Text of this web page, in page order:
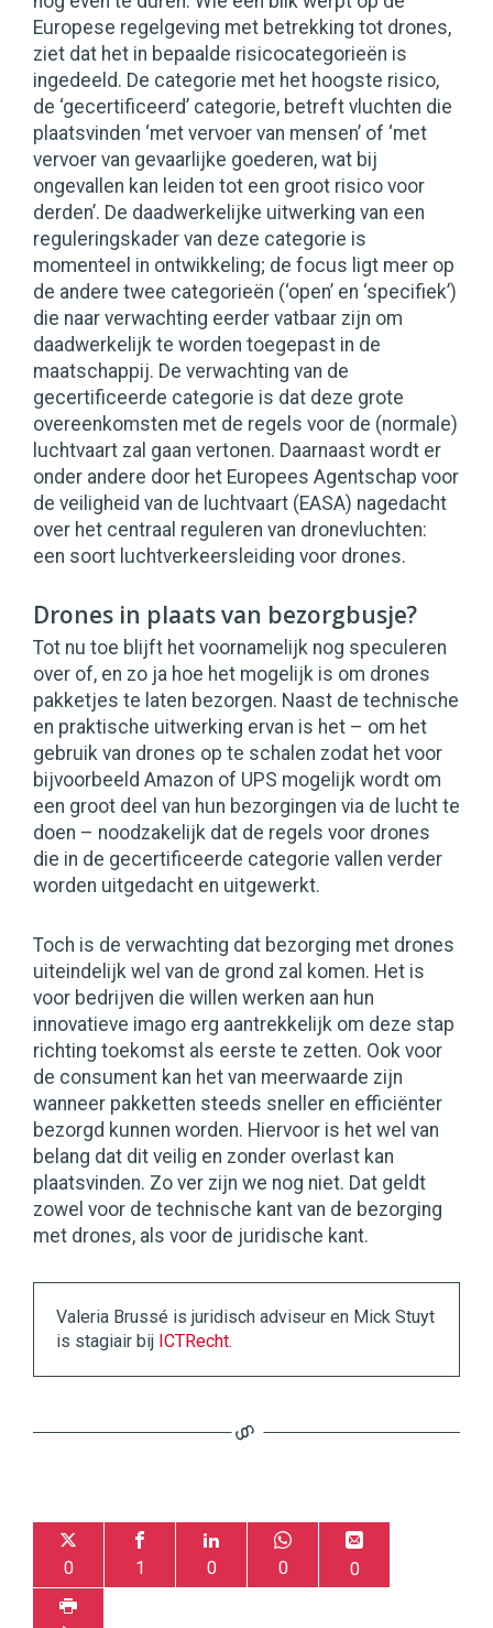
Europese regelgeving met betrekking tot drones,
ziet dat het in bepaalde risicocategorieën is
ingedeeld. De categorie met het hoogste risico,
de ‘gecertificeerd’ categorie, betreft vluchten die
plaatsvinden ‘met vervoer van mensen’ of ‘met
vervoer van gevaarlijke goederen, wat bij
ongevallen kan leiden tot een groot risico voor
derden’. De daadwerkelijke uitwerking van een
reguleringskader van deze categorie is
momenteel in ontwikkeling; de focus ligt meer op
de andere twee categorieën (‘open’ en ‘specifiek’)
die naar verwachting eerder vatbaar zijn om
daadwerkelijk te worden toegepast in de
maatschappij. De verwachting van de
gecertificeerde categorie is dat deze grote
overeenkomsten met de regels voor de (normale)
luchtvaart zal gaan vertonen. Daarnaast wordt er
onder andere door het Europees Agentschap voor
de veiligheid van de luchtvaart (EASA) nagedacht
over het centraal reguleren van dronevluchten:
een soort luchtverkeersleiding voor drones.
Drones in plaats van bezorgbusje?
Tot nu toe blijft het voornamelijk nog speculeren
over of, en zo ja hoe het mogelijk is om drones
pakketjes te laten bezorgen. Naast de technische
en praktische uitwerking ervan is het – om het
gebruik van drones op te schalen zodat het voor
bijvoorbeeld Amazon of UPS mogelijk wordt om
een groot deel van hun bezorgingen via de lucht te
doen – noodzakelijk dat de regels voor drones
die in de gecertificeerde categorie vallen verder
worden uitgedacht en uitgewerkt.
Toch is de verwachting dat bezorging met drones
uiteindelijk wel van de grond zal komen. Het is
voor bedrijven die willen werken aan hun
innovatieve imago erg aantrekkelijk om deze stap
richting toekomst als eerste te zetten. Ook voor
de consument kan het van meerwaarde zijn
wanneer pakketten steeds sneller en efficiënter
bezorgd kunnen worden. Hiervoor is het wel van
belang dat dit veilig en zonder overlast kan
plaatsvinden. Zo ver zijn we nog niet. Dat geldt
zowel voor de technische kant van de bezorging
met drones, als voor de juridische kant.
Valeria Brussé is juridisch adviseur en Mick Stuyt
is stagiair bij ICTRecht.
0 1 0 0 0